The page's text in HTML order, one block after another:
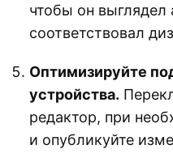
чтобы он выглядел
соответствовал
Оптимизируйте
устройства.
редактор, при
и опубликуйте